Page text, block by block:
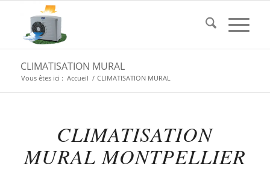
CLIMATISATION MURAL
Vous êtes ici : Accueil / CLIMATISATION MURAL
CLIMATISATION
MURAL MONTPELLIER